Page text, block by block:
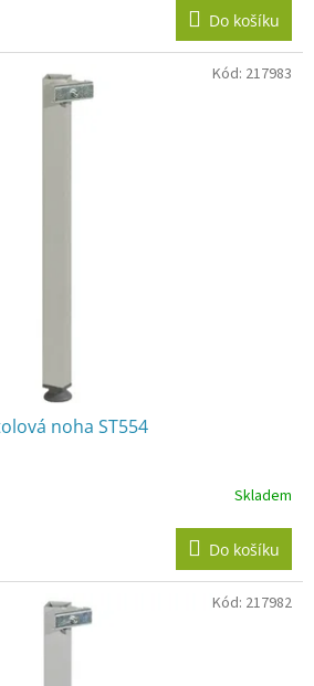
Do košíku
noha ST554
Skladem
Do košíku
Kód: 217983
Kód: 217982